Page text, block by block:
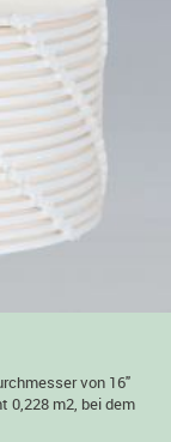
von 16"
0,228 m2, bei dem